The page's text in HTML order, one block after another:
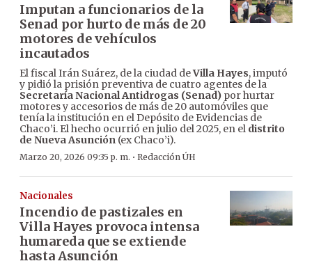
Imputan a funcionarios de la
Senad por hurto de más de 20
motores de vehículos
incautados
El fiscal Irán Suárez, de la ciudad deVilla Hayes, imputó
y pidió la prisión preventiva de cuatro agentes de la
Secretaría Nacional Antidrogas (Senad) por hurtar
motores y accesorios de más de 20 automóviles que
tenía la institución en el Depósito de Evidencias de
Chaco’i. El hecho ocurrió en julio del 2025, en el distrito
de Nueva Asunción (ex Chaco’i).
Marzo 20, 2026 09:35 p. m. · Redacción ÚH
Nacionales
Incendio de pastizales en
Villa Hayes provoca intensa
humareda que se extiende
hasta Asunción